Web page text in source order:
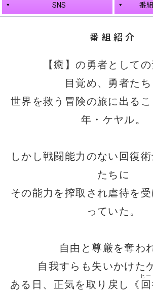
SNS 番
番組紹介
【癒】の勇者として
目覚め、勇者たち
世界を救う冒険の旅に出る
年・ケヤル。
しかし戦闘能力のない回復
たちに
その能力を搾取され虐待を
っていた。
自由と尊厳を奪わ
自我すらも失いかけた
ある日、正気を取り戻し《 回
ヒー